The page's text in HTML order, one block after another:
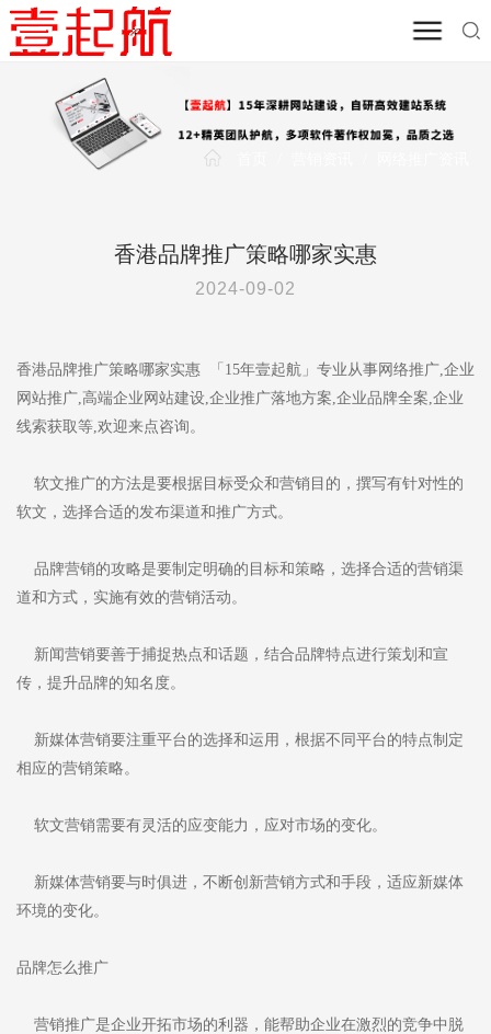
香港品牌推广策略哪家实惠
2024-09-02
香港品牌推广策略哪家实惠 「15年壹起航」专业从事网络推广,企业
网站推广,高端企业网站建设,企业推广落地方案,企业品牌全案,企业
线索获取等,欢迎来点咨询。
软文推广的方法是要根据目标受众和营销目的，撰写有针对性的
软文，选择合适的发布渠道和推广方式。
品牌营销的攻略是要制定明确的目标和策略，选择合适的营销渠
道和方式，实施有效的营销活动。
新闻营销要善于捕捉热点和话题，结合品牌特点进行策划和宣
传，提升品牌的知名度。
新媒体营销要注重平台的选择和运用，根据不同平台的特点制定
相应的营销策略。
软文营销需要有灵活的应变能力，应对市场的变化。
新媒体营销要与时俱进，不断创新营销方式和手段，适应新媒体
环境的变化。
品牌怎么推广
营销推广是企业开拓市场的利器，能帮助企业在激烈的竞争中脱